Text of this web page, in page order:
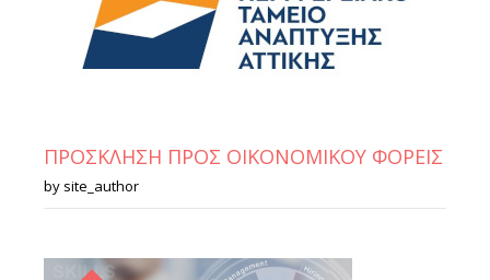
ΠΡΟΣΚΛΗΣΗ ΠΡΟΣ ΟΙΚΟΝΟΜΙΚΟΥ ΦΟΡΕΙΣ
by site_author